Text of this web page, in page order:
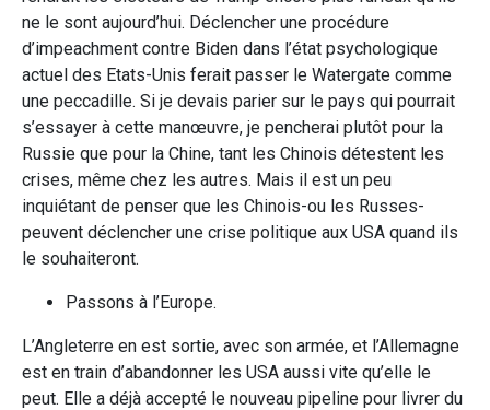
ne le sont aujourd’hui. Déclencher une procédure
d’impeachment contre Biden dans l’état psychologique
actuel des Etats-Unis ferait passer le Watergate comme
une peccadille. Si je devais parier sur le pays qui pourrait
s’essayer à cette manœuvre, je pencherai plutôt pour la
Russie que pour la Chine, tant les Chinois détestent les
crises, même chez les autres. Mais il est un peu
inquiétant de penser que les Chinois-ou les Russes-
peuvent déclencher une crise politique aux USA quand ils
le souhaiteront.
Passons à l’Europe.
L’Angleterre en est sortie, avec son armée, et l’Allemagne
est en train d’abandonner les USA aussi vite qu’elle le
peut. Elle a déjà accepté le nouveau pipeline pour livrer du